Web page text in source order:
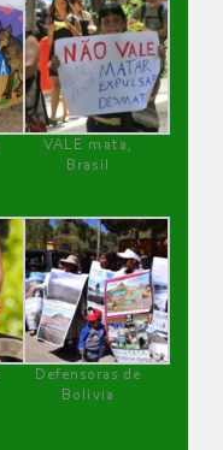
VALE mata,
Brasil
Defensoras de
Bolivia